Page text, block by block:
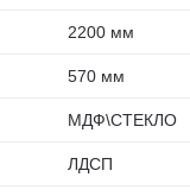
2200 мм
570 мм
МДФ\СТЕКЛО
ЛДСП